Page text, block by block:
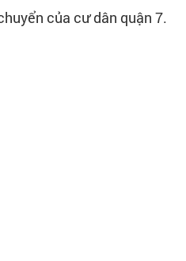
của cư dân quận 7.